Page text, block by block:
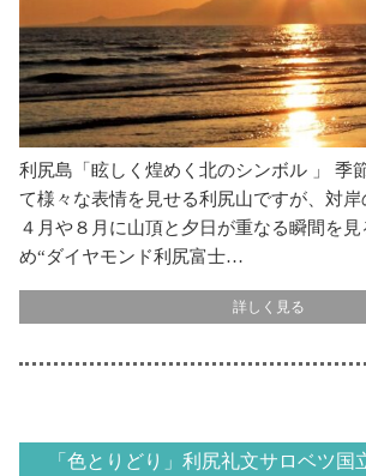
利尻島「眩しく煌めく北のシンボル 」 季
て様々な表情を見せる利尻山ですが、対
４月や８月に山頂と夕日が重なる瞬間を
め“ダイヤモンド利尻富士…
詳しく見る
「色とりどり」利尻礼文サロベツ